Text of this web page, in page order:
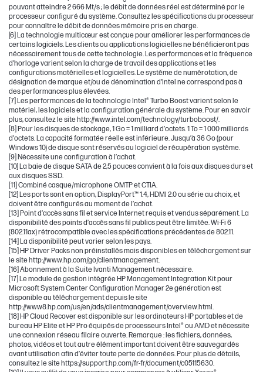
pouvant atteindre 2 666 Mt/s ; le débit de données réel est déterminé par le
processeur configuré du système. Consultez les spécifications du processeur
pour connaître le débit de données mémoire pris en charge.
[6] La technologie multicœur est conçue pour améliorer les performances de
certains logiciels. Les clients ou applications logicielles ne bénéficieront pas
nécessairement tous de cette technologie. Les performances et la fréquence
d'horloge varient selon la charge de travail des applications et les
configurations matérielles et logicielles. Le système de numérotation, de
désignation de marque et/ou de dénomination d'Intel ne correspond pas à
des performances plus élevées.
[7] Les performances de la technologie Intel® Turbo Boost varient selon le
matériel, les logiciels et la configuration générale du système. Pour en savoir
plus, consultez le site http://www.intel.com/technology/turboboost/.
[8] Pour les disques de stockage, 1 Go = 1 milliard d’octets. 1 To = 1 000 milliards
d’octets. La capacité formatée réelle est inférieure. Jusqu’à 36 Go (pour
Windows 10) de disque sont réservés au logiciel de récupération système.
[9] Nécessite une configuration à l’achat.
[10] La baie de disque SATA de 2,5 pouces convient à la fois aux disques durs et
aux disques SSD.
[11] Combiné casque/microphone OMTP et CTIA.
[12] Les ports sont en option, DisplayPort™ 1.4, HDMI 2.0 ou série au choix, et
doivent être configurés au moment de l’achat.
[13] Point d’accès sans fil et service Internet requis et vendus séparément. La
disponibilité des points d’accès sans fil publics peut être limitée. Wi-Fi 6
(802.11ax) rétrocompatible avec les spécifications précédentes de 802.11.
[14] La disponibilité peut varier selon les pays.
[15] HP Driver Packs non préinstallés mais disponibles en téléchargement sur
le site http://www.hp.com/go/clientmanagement.
[16] Abonnement à la Suite Ivanti Management nécessaire.
[17] Le module de gestion intégrée HP Management Integration Kit pour
Microsoft System Center Configuration Manager 2e génération est
disponible au téléchargement depuis le site
http://www8.hp.com/us/en/ads/clientmanagement/overview.html.
[18] HP Cloud Recover est disponible sur les ordinateurs HP portables et de
bureau HP Elite et HP Pro équipés de processeurs Intel® ou AMD et nécessite
une connexion réseau filaire ouverte. Remarque : les fichiers, données,
photos, vidéos et tout autre élément important doivent être sauvegardés
avant utilisation afin d’éviter toute perte de données. Pour plus de détails,
consultez le site https://support.hp.com/fr-fr/document/c05115630.